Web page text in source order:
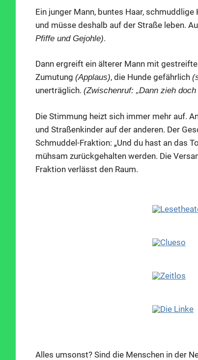
Ein junger Mann, buntes Haar,
und müsse deshalb auf der Straße leben.
Pfiffe und Gejohle).
Dann ergreift ein älterer Mann mit
Zumutung (Applaus), die Hunde gefährlich
unerträglich. (Zwischenruf: „Dann zieh
Die Stimmung heizt sich immer mehr auf.
und Straßenkinder auf der anderen. Der
Schmuddel-Fraktion: „Und du hast an das
mühsam zurückgehalten werden. Die
Fraktion verlässt den Raum.
Alles umsonst? Sind die Menschen in der